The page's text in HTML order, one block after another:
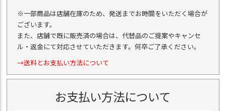
※一部商品は店舗在庫のため、発送までお時間をいただく場合が
ございます。
また、店舗で既に販売済の場合は、代替品のご提案やキャンセ
ル・返金にて対応させていただきます。何卒ご了承ください。
→送料とお支払い方法について
お支払い方法について